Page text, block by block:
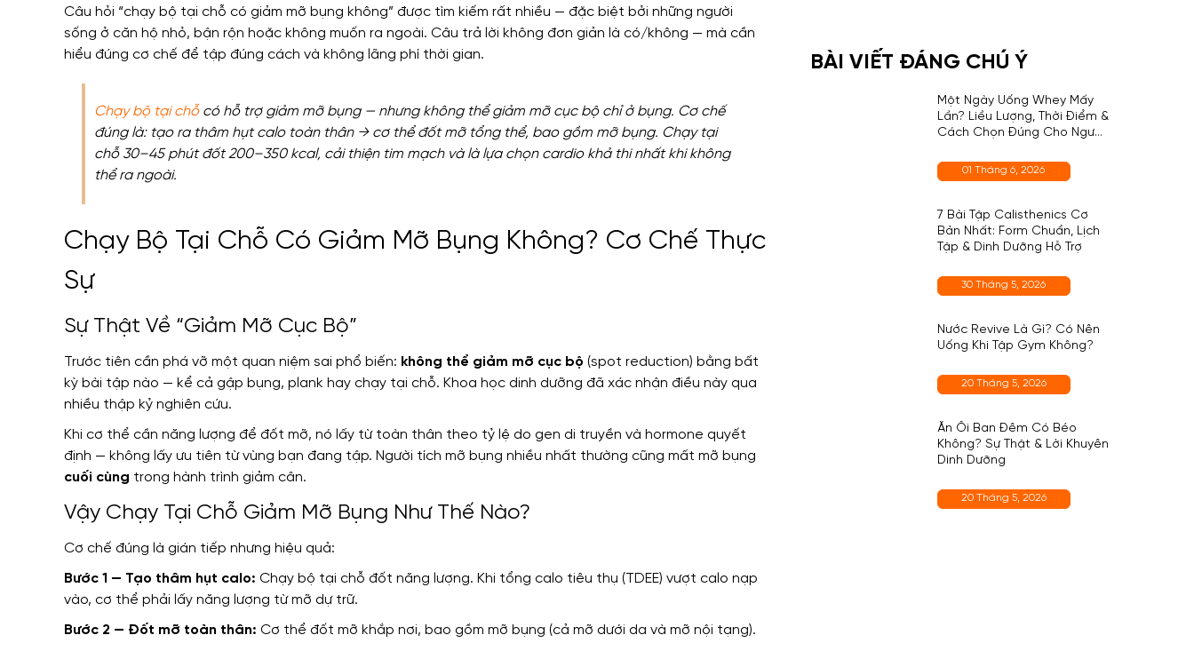
Câu hỏi “chạy bộ tại chỗ có giảm mỡ bụng không” được tìm kiếm rất nhiều — đặc biệt bởi những người
sống ở căn hộ nhỏ, bận rộn hoặc không muốn ra ngoài. Câu trả lời không đơn giản là có/không — mà cần
hiểu đúng cơ chế để tập đúng cách và không lãng phí thời gian.
Chạy bộ tại chỗcó hỗ trợ giảm mỡ bụng — nhưng không thể giảm mỡ cục bộ chỉ ở bụng. Cơ chế
đúng là: tạo ra thâm hụt calo toàn thân → cơ thể đốt mỡ tổng thể, bao gồm mỡ bụng. Chạy tại
chỗ 30–45 phút đốt 200–350 kcal, cải thiện tim mạch và là lựa chọn cardio khả thi nhất khi không
thể ra ngoài.
Chạy Bộ Tại Chỗ Có Giảm Mỡ Bụng Không? Cơ Chế Thực
Sự
Sự Thật Về “Giảm Mỡ Cục Bộ”
Trước tiên cần phá vỡ một quan niệm sai phổ biến: không thể giảm mỡ cục bộ (spot reduction) bằng bất
kỳ bài tập nào — kể cả gập bụng, plank hay chạy tại chỗ. Khoa học dinh dưỡng đã xác nhận điều này qua
nhiều thập kỷ nghiên cứu.
Khi cơ thể cần năng lượng để đốt mỡ, nó lấy từ toàn thân theo tỷ lệ do gen di truyền và hormone quyết
định — không lấy ưu tiên từ vùng bạn đang tập. Người tích mỡ bụng nhiều nhất thường cũng mất mỡ bụng
cuối cùng trong hành trình giảm cân.
Vậy Chạy Tại Chỗ Giảm Mỡ Bụng Như Thế Nào?
Cơ chế đúng là gián tiếp nhưng hiệu quả:
Bước 1 — Tạo thâm hụt calo: Chạy bộ tại chỗ đốt năng lượng. Khi tổng calo tiêu thụ (TDEE) vượt calo nạp
vào, cơ thể phải lấy năng lượng từ mỡ dự trữ.
Bước 2 — Đốt mỡ toàn thân: Cơ thể đốt mỡ khắp nơi, bao gồm mỡ bụng (cả mỡ dưới da và mỡ nội tạng).
BÀI VIẾT ĐÁNG CHÚ Ý
Một Ngày Uống Whey Mấy
Lần? Liều Lượng, Thời Điểm &
Cách Chọn Đúng Cho Người
01 Tháng 6, 2026
7 Bài Tập Calisthenics Cơ
Bản Nhất: Form Chuẩn, Lịch
Tập & Dinh Dưỡng Hỗ Trợ
30 Tháng 5, 2026
Nước Revive Là Gì? Có Nên
Uống Khi Tập Gym Không?
20 Tháng 5, 2026
Ăn Ổi Ban Đêm Có Béo
Không? Sự Thật & Lời Khuyên
Dinh Dưỡng
20 Tháng 5, 2026